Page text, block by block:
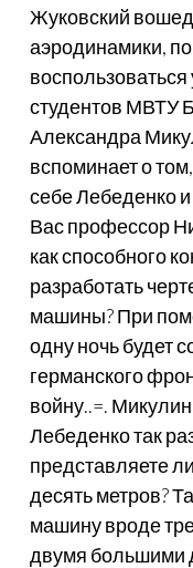
Жуковский
аэродинамики,
студентов МВТУ
Александра
вспоминает о
себе Лебеденко
Вас профессор
как способного
разработать
машины? При
одну ночь будет
германского
войну..=.
Лебеденко так
представляете
десять метров?
машину вроде
двумя большими